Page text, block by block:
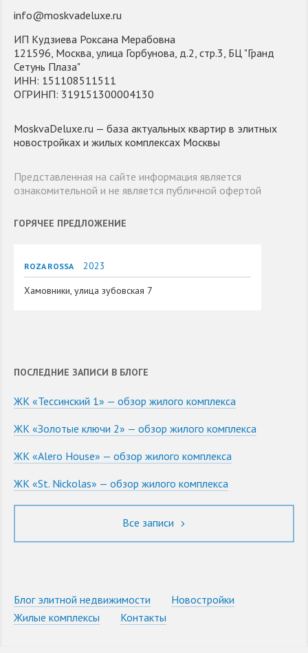
info@moskvadeluxe.ru
ИП Кудзиева Роксана Мерабовна
121596, Москва, улица Горбунова, д.2, стр.3, БЦ "Гранд
Сетунь Плаза"
ИНН: 151108511511
ОГРИНП: 319151300004130
MoskvaDeluxe.ru — база актуальных квартир в элитных
новостройках и жилых комплексах Москвы
Представленная на сайте информация является
ознакомительной и не является публичной офертой
ГОРЯЧЕЕ ПРЕДЛОЖЕНИЕ
ROZA ROSSA
2023
Хамовники, улица зубовская 7
ПОСЛЕДНИЕ ЗАПИСИ В БЛОГЕ
ЖК «Тессинский 1» — обзор жилого комплекса
ЖК «Золотые ключи 2» — обзор жилого комплекса
ЖК «Alero House» — обзор жилого комплекса
ЖК «St. Nickolas» — обзор жилого комплекса
Все записи
Блог элитной недвижимости
Новостройки
Жилые комплексы
Контакты